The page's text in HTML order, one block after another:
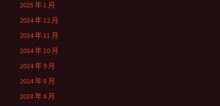
2025 年 1 月
2024 年 12 月
2024 年 11 月
2024 年 10 月
2024 年 9 月
2024 年 8 月
2018 年 6 月